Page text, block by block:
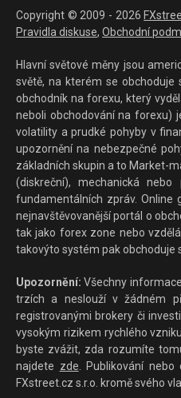
Copyright © 2009 - 2026
Pravidla diskuse, Obchodní
Hlavní světové měny jsou
světě, na kterém se
obchodník na forexu, který
neboli obchodování na forexu)
volatility a prudké pohyby v
upozornění na nebezpečné
základních skupin a to Market-
(diskreční), mechanická
fundamentálních zpráv. Online
nejnavštěvovanější portál o
tak jako forex zone nebo
takovýto systém pak obchoduje
Upozornění: Všechny
trzích a neslouží v žádném
registrovanými brokery či
vysokým rizikem rychlého
byste zvážit, zda rozumíte
najdete zde. Publikování
FXstreet.cz s.r.o. kromě svého